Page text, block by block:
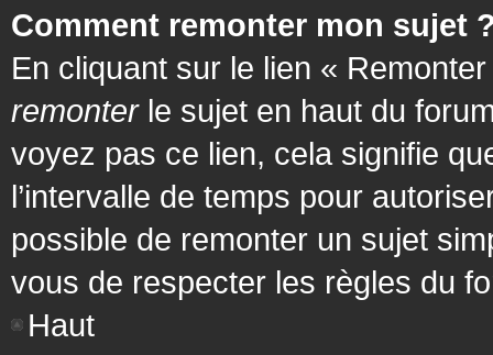
Comment remonter mon sujet
En cliquant sur le lien «
remonterle sujet en haut du
voyez pas ce lien, cela signifie
l’intervalle de temps pour
possible de remonter un sujet
vous de respecter les règles du
Haut